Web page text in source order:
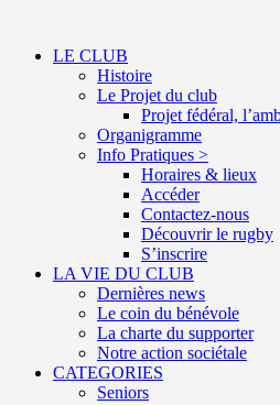
LE CLUB
Histoire
Le Projet du club
Projet fédéral,
Organigramme
Info Pratiques >
Horaires & lieux
Accéder
Contactez-nous
Découvrir le rugby
S’inscrire
LA VIE DU CLUB
Dernières news
Le coin du bénévole
La charte du supporter
Notre action sociétale
CATEGORIES
Seniors